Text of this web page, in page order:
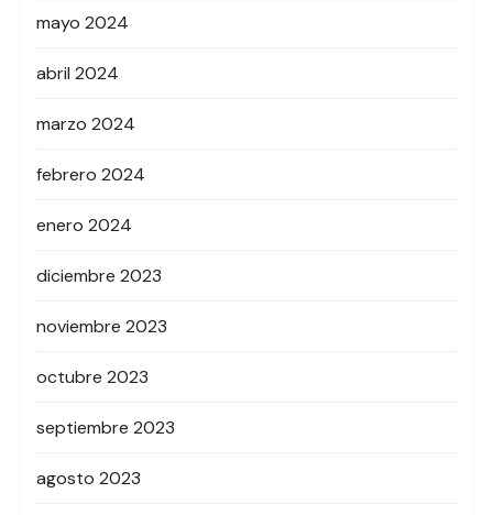
mayo 2024
abril 2024
marzo 2024
febrero 2024
enero 2024
diciembre 2023
noviembre 2023
octubre 2023
septiembre 2023
agosto 2023